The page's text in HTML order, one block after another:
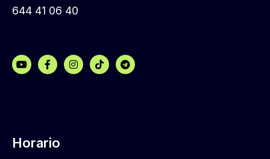
644 41 06 40
Horario